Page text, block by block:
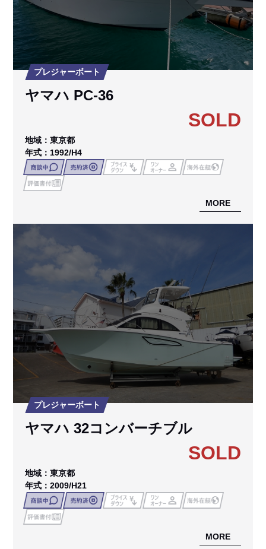
プレジャーボート
ヤマハ PC-36
SOLD
地域：東京都
年式：1992/H4
MORE
プレジャーボート
ヤマハ 32コンバーチブル
SOLD
地域：東京都
年式：2009/H21
MORE